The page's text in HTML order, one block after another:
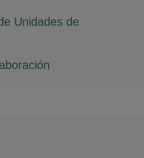
Unidades de